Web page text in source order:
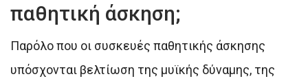
παθητική άσκηση;
Παρόλο που οι συσκευές παθητικής άσκησης
υπόσχονται βελτίωση της μυϊκής δύναμης, της